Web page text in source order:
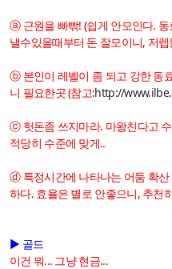
ⓐ 근원을 빠빢! (쉽게 안모인다.
낼수있을때부터 돈 잘모이니, 저
ⓑ 본인이 레벨이 좀 되고 강한 동
니 필요한곳 (참고:http://
ⓒ 헛돈좀 쓰지마라. 마왕친다고
적당히 수준에 맞게..
ⓓ 특정시간에 나타나는 어둠 확
하다. 효율은 별로 안좋으니, 추천
▶ 골드
이건 뭐... 그냥 현금...